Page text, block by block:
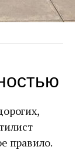
правило.